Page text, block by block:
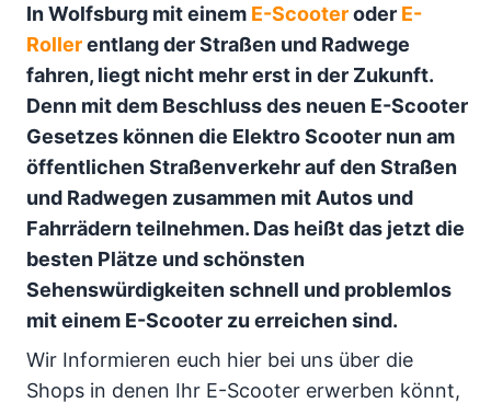
In Wolfsburg mit einem E-Scooteroder E-
Rollerentlang der Straßen und Radwege
fahren, liegt nicht mehr erst in der Zukunft.
Denn mit dem Beschluss des neuen E-Scooter
Gesetzes können die Elektro Scooter nun am
öffentlichen Straßenverkehr auf den Straßen
und Radwegen zusammen mit Autos und
Fahrrädern teilnehmen. Das heißt das jetzt die
besten Plätze und schönsten
Sehenswürdigkeiten schnell und problemlos
mit einem E-Scooter zu erreichen sind.
Wir Informieren euch hier bei uns über die
Shops in denen Ihr E-Scooter erwerben könnt,